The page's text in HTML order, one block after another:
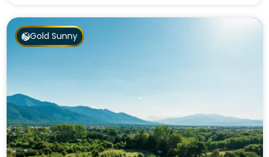
Gold Sunny